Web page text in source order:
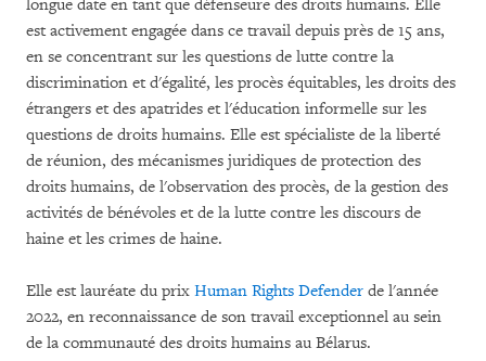
longue date en tant que défenseure des droits humains. Elle
est activement engagée dans ce travail depuis près de 15 ans,
en se concentrant sur les questions de lutte contre la
discrimination et d'égalité, les procès équitables, les droits des
étrangers et des apatrides et l'éducation informelle sur les
questions de droits humains. Elle est spécialiste de la liberté
de réunion, des mécanismes juridiques de protection des
droits humains, de l'observation des procès, de la gestion des
activités de bénévoles et de la lutte contre les discours de
haine et les crimes de haine.
Elle est lauréate du prix Human Rights Defender de l'année
2022, en reconnaissance de son travail exceptionnel au sein
de la communauté des droits humains au Bélarus.